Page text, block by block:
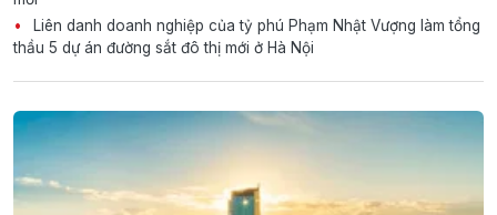
Liên danh doanh nghiệp của tỷ phú Phạm Nhật Vượng làm tổng
thầu 5 dự án đường sắt đô thị mới ở Hà Nội